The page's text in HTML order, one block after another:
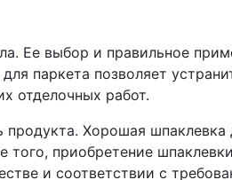
Ее выбор и правильное
паркета позволяет
отделочных работ.
продукта. Хорошая шпаклевка
приобретение
и соответствии с